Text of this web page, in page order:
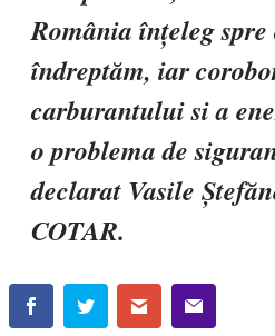
România înțeleg spre
îndreptăm, iar
carburantului si a
o problema de
declarat Vasile
COTAR.